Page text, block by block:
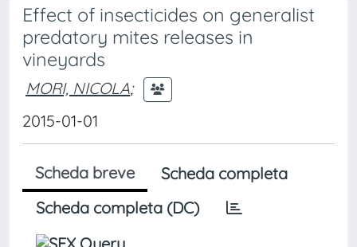
Effect of insecticides on generalist
predatory mites releases in
vineyards
MORI, NICOLA;
2015-01-01
Scheda breve
Scheda completa
Scheda completa (DC)